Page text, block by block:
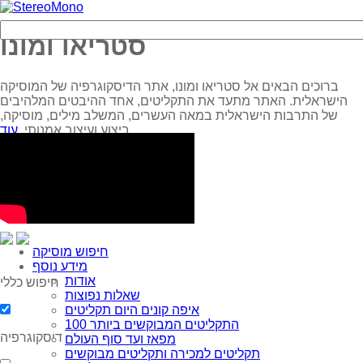
סטריאו ומונו
ברוכים הבאים אל סטריאו ומונו, אתר הדיסקוגרפיה של המוסיקה
הישראלית. האתר מתעד את התקליטים, אחד ההיבטים המלהיבים
של התרבות הישראלית במאה העשרים, המשלב מילים, מוסיקה,
ביצוע ועיצוב אמנותי.עוד...
חיפוש מוסיקה
מידע נוסף
אודות
שאלות נפוצות
איפה קונים היום תקליטים
100 התקליטים המבוקשים ביותר
מפאז ועד סוף העולם
תקליטים למכירה ותקליטים מבוקשים
חיפוש כללי
דיסקוגרפיה